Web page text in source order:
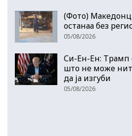
(Фото)
останаа без
05/08/2026
Си-Ен-Ен: Трамп
што не може
да ја изгуби
05/08/2026